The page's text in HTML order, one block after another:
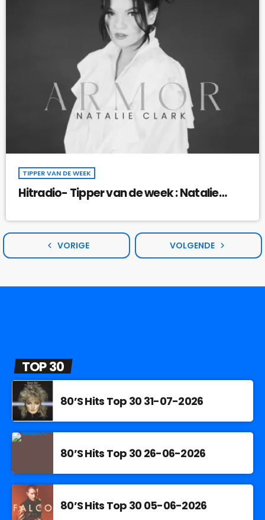
TIPPER VAN DE WEEK
Hitradio- Tipper van de week : Natalie
navigate_before VORIGE VOLGENDE navigate_next
TOP 30
80’S Hits Top 30 31-07-2026
80’S Hits Top 30 26-06-2026
80’S Hits Top 30 05-06-2026